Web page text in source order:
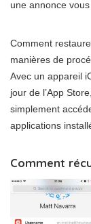
une annonce
Comment
manières de
Avec un appareil
jour de l’App
simplement
applications
Comment